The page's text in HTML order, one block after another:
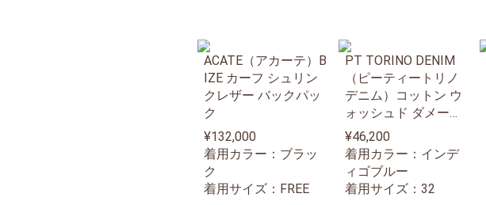
ACATE（アカーテ）B
IZE カーフ シュリン
クレザー バックパッ
ク
¥132,000
着用カラー：ブラッ
ク
着用サイズ：FREE
PT TORINO DENIM
（ピーティートリノ
デニム）コットン ウ
ォッシュド ダメージ
&リペア 裾カットオ
フ デニムパンツ THE
REBEL/REBEL FIT
¥46,200
着用カラー：インデ
ィゴブルー
着用サイズ：32